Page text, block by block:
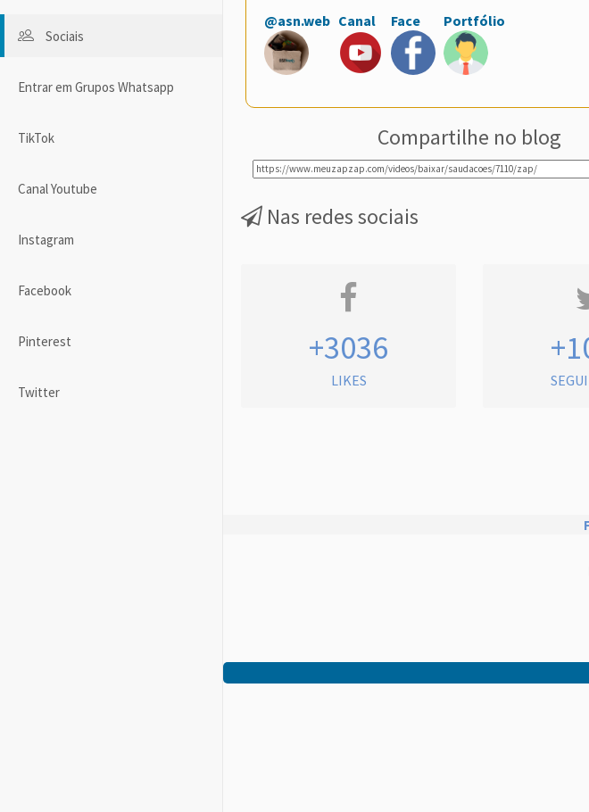
Sociais
Entrar em Grupos Whatsapp
TikTok
Canal Youtube
Instagram
Facebook
Pinterest
Twitter
@asn.web Canal Face Portfólio
Compartilhe no blog
Nas redes sociais
+3036
LIKES